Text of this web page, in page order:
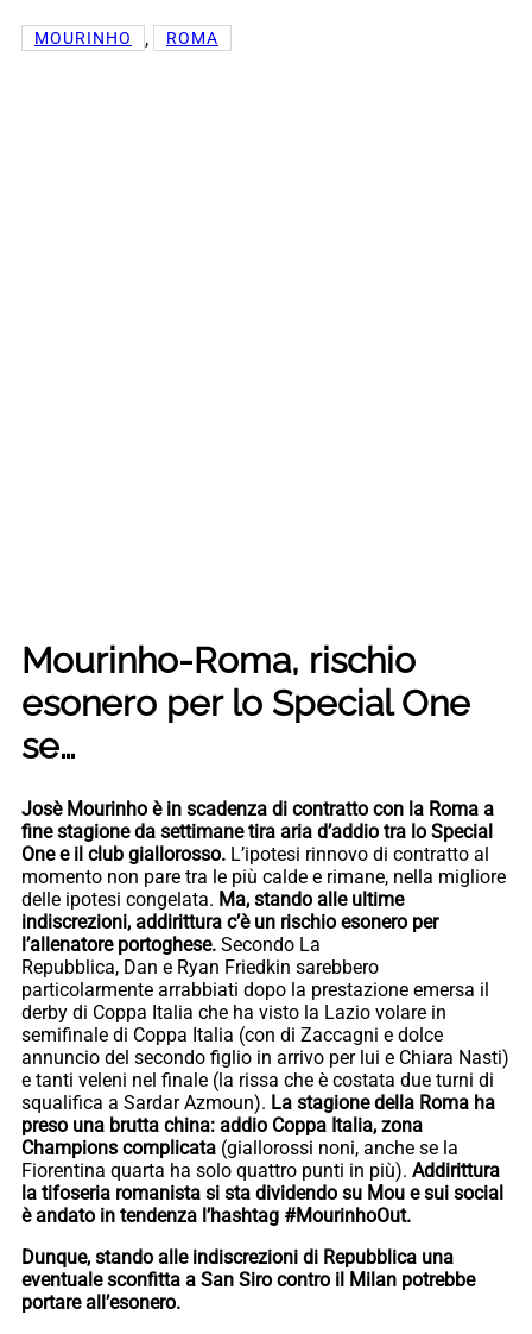
MOURINHO , ROMA
Mourinho-Roma, rischio
esonero per lo Special One
se…
Josè Mourinho è in scadenza di contratto con la Roma a
fine stagione da settimane tira aria d’addio tra lo Special
One e il club giallorosso. L’ipotesi rinnovo di contratto al
momento non pare tra le più calde e rimane, nella migliore
delle ipotesi congelata. Ma, stando alle ultime
indiscrezioni, addirittura c’è un rischio esonero per
l’allenatore portoghese. Secondo La
Repubblica, Dan e Ryan Friedkin sarebbero
particolarmente arrabbiati dopo la prestazione emersa il
derby di Coppa Italia che ha visto la Lazio volare in
semifinale di Coppa Italia (con di Zaccagni e dolce
annuncio del secondo figlio in arrivo per lui e Chiara Nasti)
e tanti veleni nel finale (la rissa che è costata due turni di
squalifica a Sardar Azmoun). La stagione della Roma ha
preso una brutta china: addio Coppa Italia, zona
Champions complicata (giallorossi noni, anche se la
Fiorentina quarta ha solo quattro punti in più). Addirittura
la tifoseria romanista si sta dividendo su Mou e sui social
è andato in tendenza l’hashtag #MourinhoOut.
Dunque, stando alle indiscrezioni di Repubblica una
eventuale sconfitta a San Siro contro il Milan potrebbe
portare all’esonero.